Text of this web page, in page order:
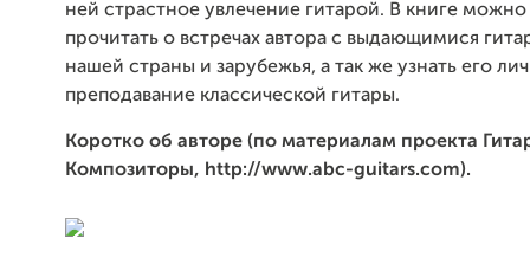
ней страстное увлечение гитарой. В книге можно
прочитать о встречах автора с выдающимися
нашей страны и зарубежья, а так же узнать его
преподавание классической гитары.
Коротко об авторе (по материалам проекта
Композиторы, http://www.abc-guitars.com).